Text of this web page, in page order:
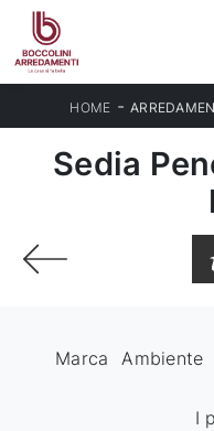
HOME -
Sedia
Marca Ambiente
I